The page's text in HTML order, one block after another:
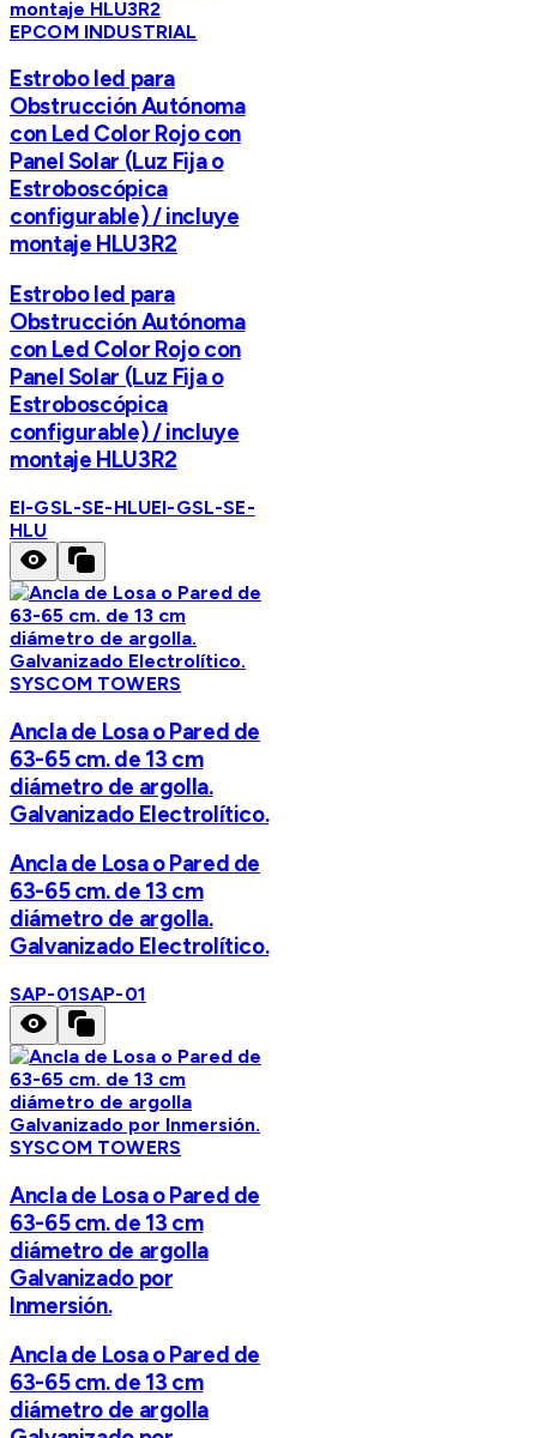
EPCOM INDUSTRIAL
Estrobo led para
Obstrucción Autónoma
con Led Color Rojo con
Panel Solar (Luz Fija o
Estroboscópica
configurable) / incluye
montaje HLU3R2
Estrobo led para
Obstrucción Autónoma
con Led Color Rojo con
Panel Solar (Luz Fija o
Estroboscópica
configurable) / incluye
montaje HLU3R2
EI-GSL-SE-HLUEI-GSL-SE-
HLU
SYSCOM TOWERS
Ancla de Losa o Pared de
63-65 cm. de 13 cm
diámetro de argolla.
Galvanizado Electrolítico.
Ancla de Losa o Pared de
63-65 cm. de 13 cm
diámetro de argolla.
Galvanizado Electrolítico.
SAP-01SAP-01
SYSCOM TOWERS
Ancla de Losa o Pared de
63-65 cm. de 13 cm
diámetro de argolla
Galvanizado por
Inmersión.
Ancla de Losa o Pared de
63-65 cm. de 13 cm
diámetro de argolla